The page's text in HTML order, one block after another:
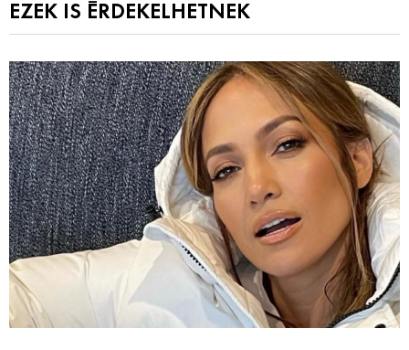
EZEK IS ÉRDEKELHETNEK